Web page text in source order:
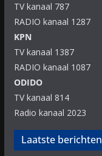
TV kanaal 787
RADIO kanaal 1287
KPN
TV kanaal 1387
RADIO kanaal 1087
ODIDO
TV kanaal 814
Radio kanaal 2023
Laatste berichten